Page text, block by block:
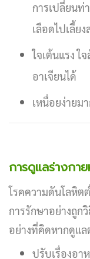
การเปลี่ยนท่
เลือดไปเลี้ย
ใจเต้นแรง ใ
อาเจียนได้
เหนื่อยง่ายม
การดูแลร่างกา
โรคความดันโลหิต
การรักษาอย่างถูก
อย่างที่คิดหากดูแล
ปรับเรื่องอา